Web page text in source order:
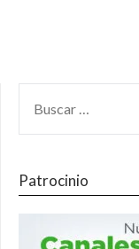
Patrocinio